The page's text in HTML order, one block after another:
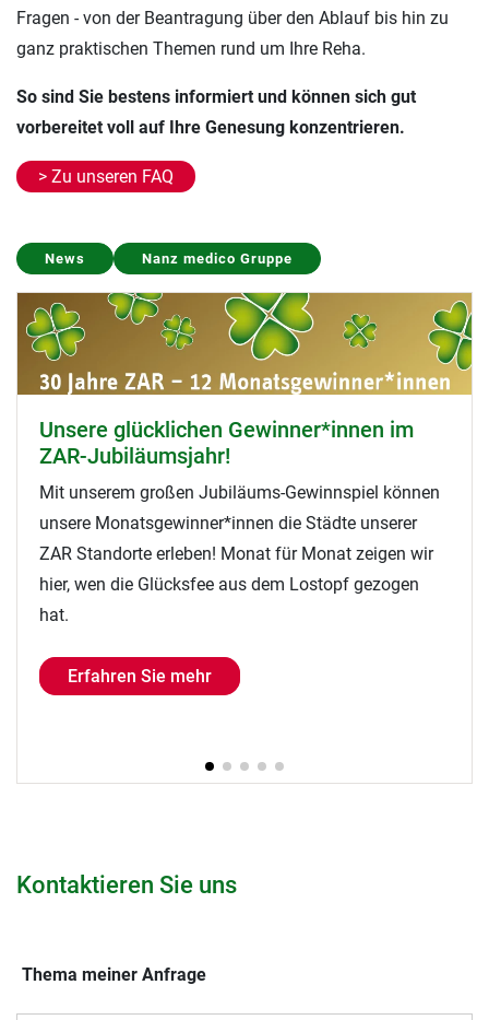
Fragen - von der Beantragung über den Ablauf bis hin zu
ganz praktischen Themen rund um Ihre Reha.
So sind Sie bestens informiert und können sich gut
vorbereitet voll auf Ihre Genesung konzentrieren.
> Zu unseren FAQ
Presse Nanz medico Gruppe
Magazin Wirtschaftsforum: Interview mit
Markus Frenzer
In der Juni-Ausgabe des Wirtschaftsmagazins ist
unter dem Titel "Näher am Leben" ein Interview mit
dem CEO der Nanz medico GmbH & Co. KG über die
Zukunft der Reha erschienen. Jetzt reinlesen!
Kontaktieren Sie uns
Thema meiner Anfrage